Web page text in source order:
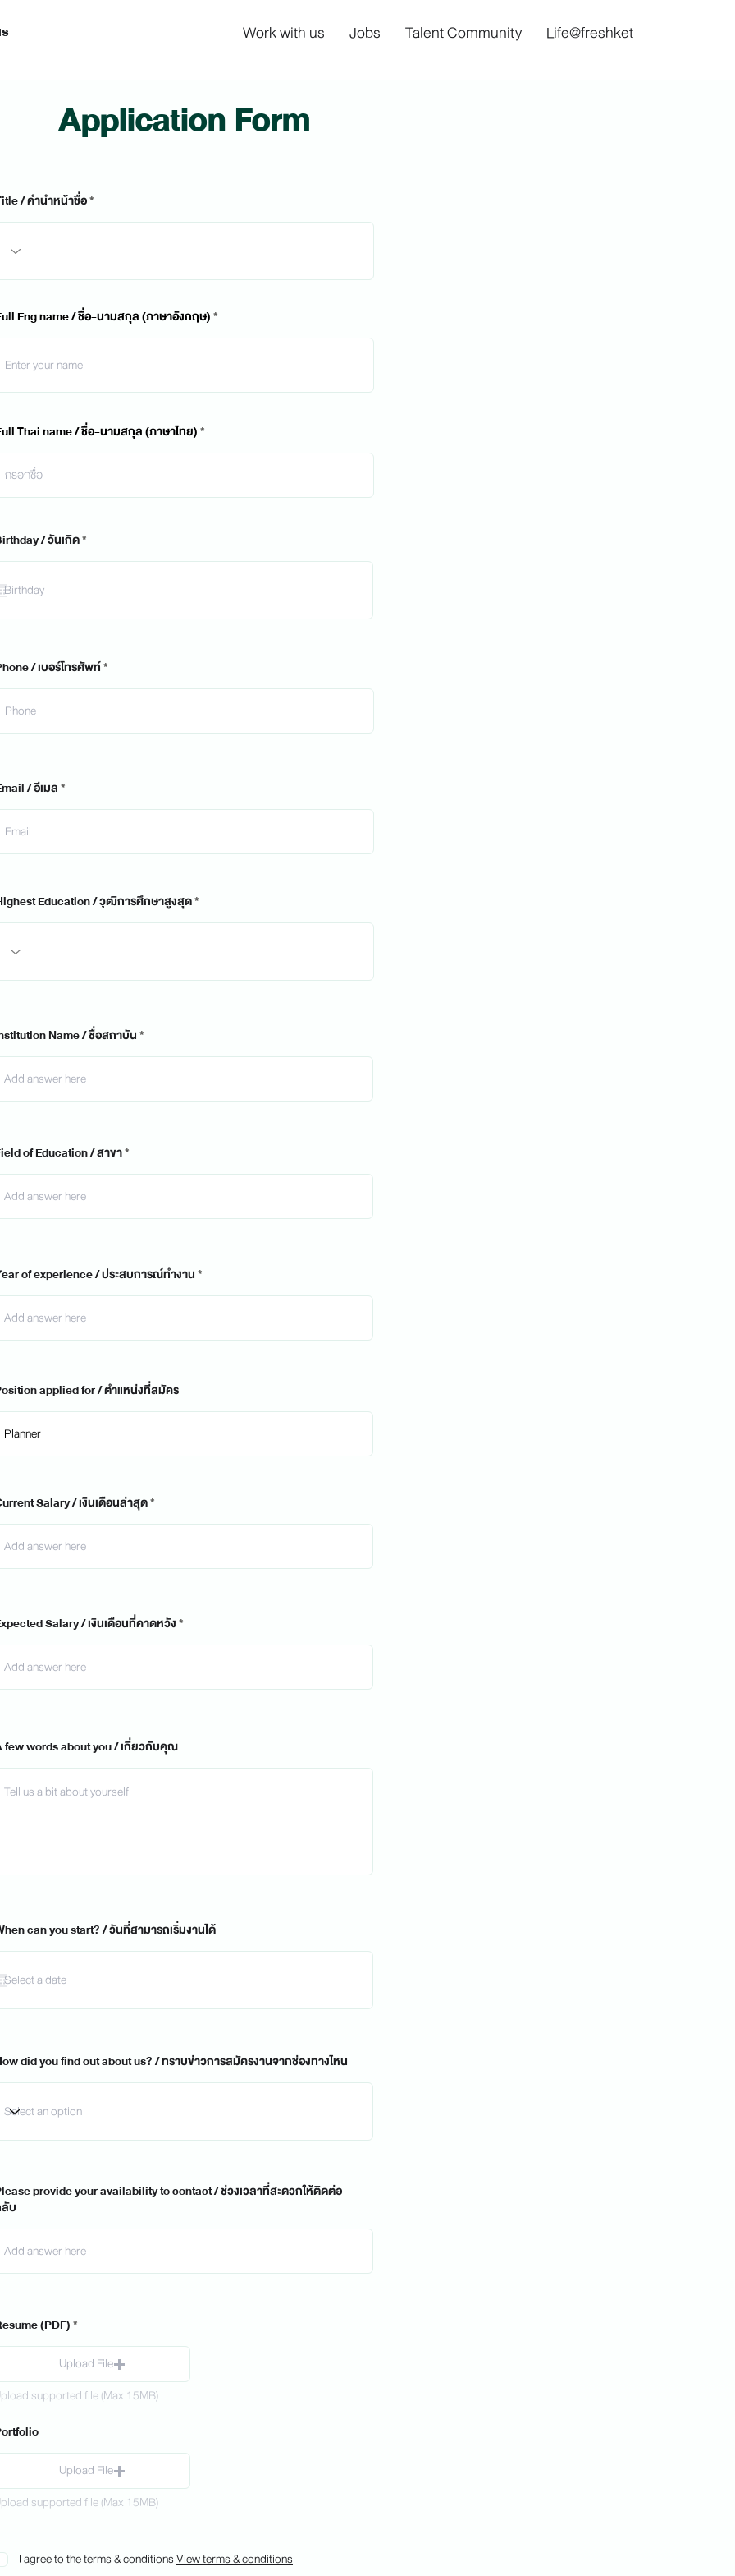
Work with us Jobs Talent Community Life@freshket
Application Form
/ คำนำหน้าชื่อ
Eng name / ชื่อ-นามสกุล (ภาษาอังกฤษ)
Thai name / ชื่อ-นามสกุล (ภาษาไทย)
/ วันเกิด*
e
r
/ เบอร์โทรศัพท์
/ อีเมล
Education / วุฒิการศึกษาสูงสุด
Name / ชื่อสถาบัน
of Education / สาขา
of experience / ประสบการณ์ทำงาน
applied for / ตำแหน่งที่สมัคร
Salary / เงินเดือนล่าสุด
Salary / เงินเดือนที่คาดหวัง
few words about you / เกี่ยวกับคุณ
can you start? / วันที่สามารถเริ่มงานได้
did you find out about us? / ทราบข่าวการสมัครงานจากช่องทางไหน
provide your availability to contact / ช่วงเวลาที่สะดวกให้ติดต่อ
บ
(PDF)
Upload File
supported file (Max 15MB)
Upload File
supported file (Max 15MB)
I agree to the terms & conditionsView terms & conditions